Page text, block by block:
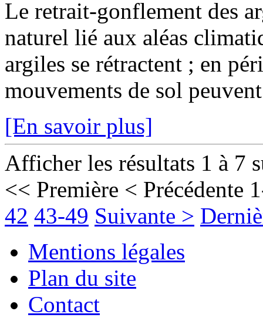
Le retrait-gonflement des
naturel lié aux aléas
argiles se rétractent ; en
mouvements de sol
[En savoir plus]
Afficher les résultats 1 à 7
<< Première < Précédente
42 43-49 Suivante >
Mentions légales
Plan du site
Contact